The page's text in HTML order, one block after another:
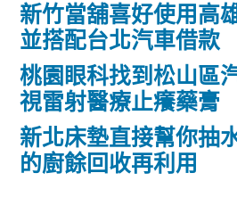
新竹當舖喜好使用高
並搭配台北汽車借款
桃園眼科找到松山區
視雷射醫療止癢藥膏
新北床墊直接幫你抽
的廚餘回收再利用